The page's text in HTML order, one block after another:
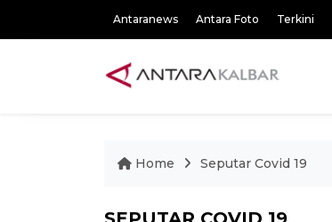
Antaranews Antara Foto Terkini
Home Seputar Covid 19